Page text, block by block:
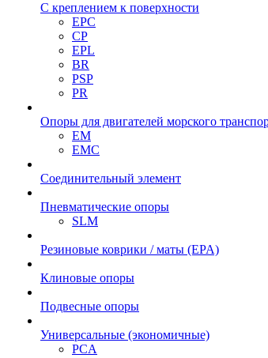
С креплением к поверхности
EPC
CP
EPL
BR
PSP
PR
Опоры для двигателей морского
EM
EMC
Cоединительный элемент
Пневматические опоры
SLM
Резиновые коврики / маты (EPA)
Клиновые опоры
Подвесные опоры
Универсальные (экономичные)
PCA